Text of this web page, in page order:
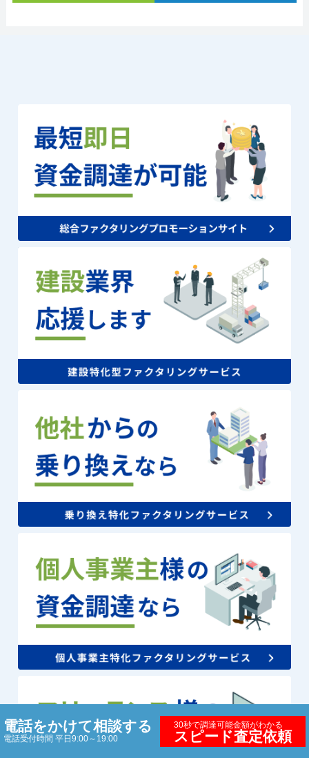
電話をかけて相談する
電話受付時間 平日9:00～19:00
30秒で調達可能金額がわかる
スピード査定依頼